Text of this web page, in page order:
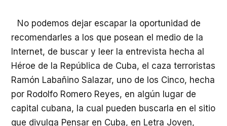
No podemos dejar escapar la oportunidad de
recomendarles a los que posean el medio de la
Internet, de buscar y leer la entrevista hecha al
Héroe de la República de Cuba, el caza terroristas
Ramón Labañino Salazar, uno de los Cinco, hecha
por Rodolfo Romero Reyes, en algún lugar de
capital cubana, la cual pueden buscarla en el sitio
que divulga Pensar en Cuba, en Letra Joven,